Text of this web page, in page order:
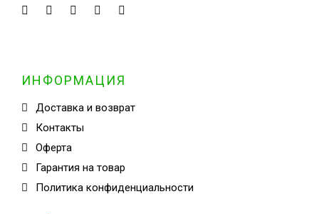
ИНФОРМАЦИЯ
Доставка и возврат
Контакты
Оферта
Гарантия на товар
Политика конфиденциальности